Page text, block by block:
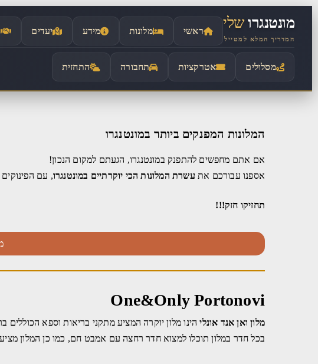
לתוכן
מונטנגרושלי
המדריך המלא למטייל
ראשי מלונות מידע יעדים
מסלולים אטרקציות תחבורה התחזית
המלונות המפנקים ביותר במונטנגרו
אם אתם מחפשים להתפנק במונטנגרו, הגעתם למקום הנכון!
אספנו עבורכם את עשרת המלונות הכי יוקרתיים במונטנגרו, עם
תחזיקו חזק!!!
One&Only Portonovi
מלון ואן אנד אונלי הינו מלון יוקרה המציע מתקני בריאות וספא הכוללים
בכל חדר במלון תוכלו למצוא חדר רחצה עם אמבט חם, כמו כן המלון מציע חוף